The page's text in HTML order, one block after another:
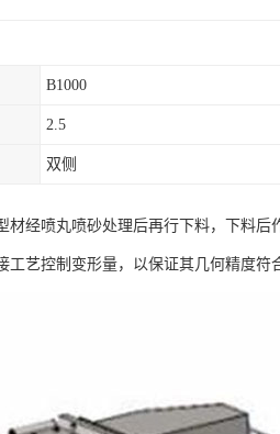
B1000
2.5
双侧
材经喷丸喷砂处理后再行下料，下料
工艺控制变形量，以保证其几何精度符